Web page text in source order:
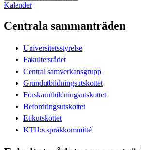
Kalender
Centrala sammanträden
Universitetsstyrelse
Fakultetsrådet
Central samverkansgrupp
Grundutbildningsutskottet
Forskarutbildningsutskottet
Befordringsutskottet
Etikutskottet
KTH:s språkkommitté